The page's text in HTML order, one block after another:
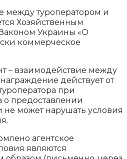
между туроператором и
Хозяйственным
Украины «О
коммерческое
– взаимодействие между
действует от
при
о предоставлении
не может нарушать условия
агентское
являются